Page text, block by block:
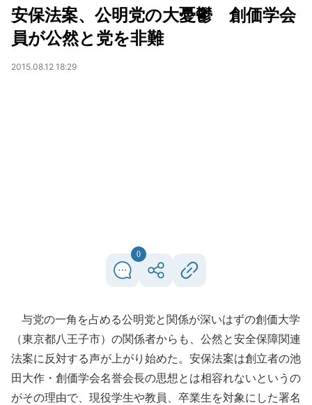
安保法案、公明党の大憂鬱 創価学会
員が公然と党を非難
2015.08.12 18:29
0
与党の一角を占める公明党と関係が深いはずの創価大学
（東京都八王子市）の関係者からも、公然と安全保障関連
法案に反対する声が上がり始めた。安保法案は創立者の池
田大作・創価学会名誉会長の思想とは相容れないというの
がその理由で、現役学生や教員、卒業生を対象にした署名